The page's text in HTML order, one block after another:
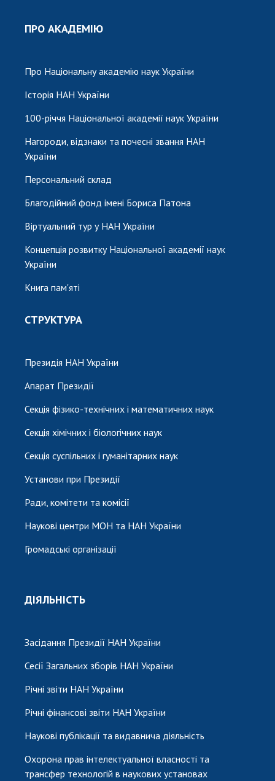
ПРО АКАДЕМІЮ
Про Національну академію наук України
Історія НАН України
100-річчя Національної академії наук України
Нагороди, відзнаки та почесні звання НАН
України
Персональний склад
Благодійний фонд імені Бориса Патона
Віртуальний тур у НАН України
Концепція розвитку Національної академії наук
України
Книга пам'яті
СТРУКТУРА
Президія НАН України
Апарат Президії
Секція фізико-технічних і математичних наук
Секція хімічних і біологічних наук
Секція суспільних і гуманітарних наук
Установи при Президії
Ради, комітети та комісії
Наукові центри МОН та НАН України
Громадські організації
ДІЯЛЬНІСТЬ
Засідання Президії НАН України
Сесії Загальних зборів НАН України
Річні звіти НАН України
Річні фінансові звіти НАН України
Наукові публікації та видавнича діяльність
Охорона прав інтелектуальної власності та
трансфер технологій в наукових установах